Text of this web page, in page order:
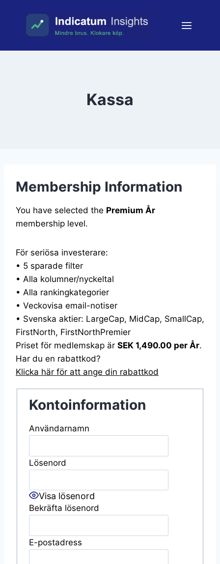
content
Kassa
Membership Information
You have selected the Premium År
membership level.
För seriösa investerare:
• 5 sparade filter
• Alla kolumner/nyckeltal
• Alla rankingkategorier
• Veckovisa email-notiser
• Svenska aktier: LargeCap, MidCap, SmallCap,
FirstNorth, FirstNorthPremier
Priset för medlemskap är SEK 1,490.00 per År.
Har du en rabattkod?
Klicka här för att ange din rabattkod
Kontoinformation
Användarnamn
Lösenord
Visa lösenord
Bekräfta lösenord
E-postadress